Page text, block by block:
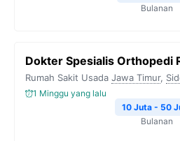
Bulanan
Dokter Spesialis Orthopedi
Rumah Sakit Usada Jawa Timur,
1 Minggu yang lalu
10 Juta - 50
Bulanan